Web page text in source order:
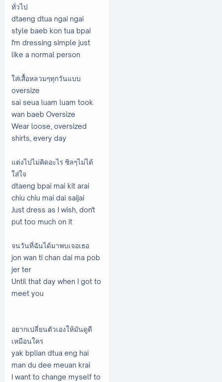
ทั่วไป
dtaeng dtua ngai ngai
style baeb kon tua bpai
I'm dressing simple just
like a normal person
ใส่เสื้อหลวมๆทุกวันแบบ
oversize
sai seua luam luam took
wan baeb Oversize
Wear loose, oversized
shirts, every day
แต่งไปไม่คิดอะไร ชิลๆไม่ได้
ใส่ใจ
dtaeng bpai mai kit arai
chiu chiu mai dai saijai
Just dress as I wish, don't
put too much on it
จนวันที่ฉันได้มาพบเจอเธอ
jon wan ti chan dai ma pob
jer ter
Until that day when I got to
meet you
อยากเปลี่ยนตัวเองให้มันดูดี
เหมือนใคร
yak bplian dtua eng hai
man du dee meuan krai
I want to change myself to